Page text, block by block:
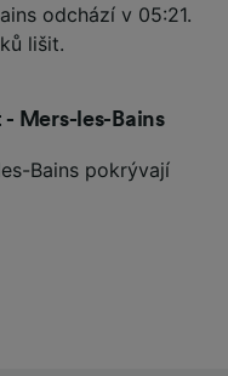
odchází v 05:21.
lišit.
Mers-les-Bains
Bains pokrývají